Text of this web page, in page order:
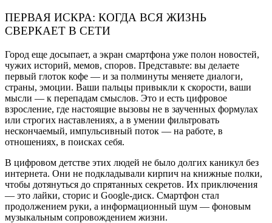
ПЕРВАЯ ИСКРА: КОГДА ВСЯ ЖИЗНЬ
СВЕРКАЕТ В СЕТИ
Город еще досыпает, а экран смартфона уже полон новостей,
чужих историй, мемов, споров. Представьте: вы делаете
первый глоток кофе — и за полминуты меняете диалоги,
страны, эмоции. Ваши пальцы привыкли к скорости, ваши
мысли — к перепадам смыслов. Это и есть цифровое
взросление, где настоящие вызовы не в заученных формулах
или строгих наставлениях, а в умении фильтровать
нескончаемый, импульсивный поток — на работе, в
отношениях, в поисках себя.
В цифровом детстве этих людей не было долгих каникул без
интернета. Они не подкладывали кирпич на книжные полки,
чтобы дотянуться до спрятанных секретов. Их приключения
— это лайки, сторис и Google-диск. Смартфон стал
продолжением руки, а информационный шум — фоновым
музыкальным сопровождением жизни.